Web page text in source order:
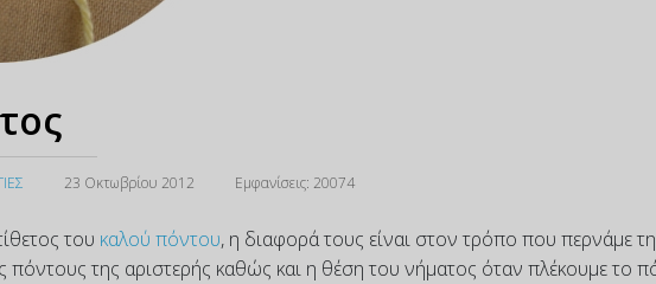
23 Οκτωβρίου 2012 Εμφανίσεις: 20074
του καλού πόντου, η διαφορά τους είναι στον τρόπο που περνάμε
πόντους της αριστερής καθώς και η θέση του νήματος όταν πλέκουμε το